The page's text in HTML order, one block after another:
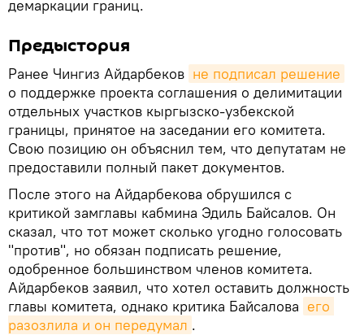
демаркации границ.
Предыстория
Ранее Чингиз Айдарбеков не подписал решение
о поддержке проекта соглашения о делимитации
отдельных участков кыргызско-узбекской
границы, принятое на заседании его комитета.
Свою позицию он объяснил тем, что депутатам не
предоставили полный пакет документов.
После этого на Айдарбекова обрушился с
критикой замглавы кабмина Эдиль Байсалов. Он
сказал, что тот может сколько угодно голосовать
"против", но обязан подписать решение,
одобренное большинством членов комитета.
Айдарбеков заявил, что хотел оставить должность
главы комитета, однако критика Байсалова его
разозлила и он передумал .